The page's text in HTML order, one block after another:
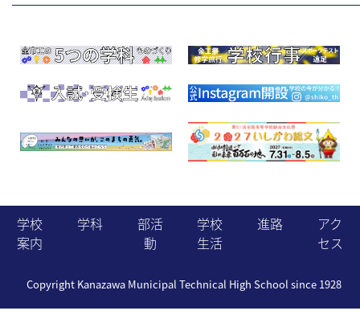
学校
案内
学科
部活
動
学校
生活
進路
アク
セス
Copyright Kanazawa Municipal Technical High School since 1928